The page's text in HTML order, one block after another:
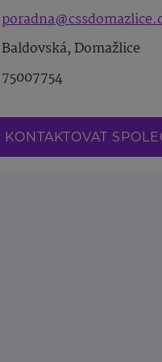
Baldovská, Domažlice
75007754
KONTAKTOVAT